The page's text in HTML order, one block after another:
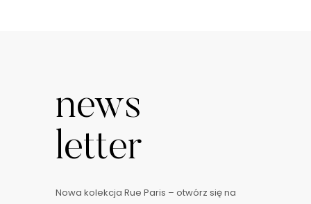
news
letter
Nowa kolekcja Rue Paris – otwórz się na